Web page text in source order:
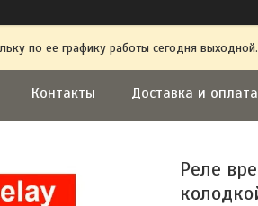
по ее графику работы сегодня
Контакты Доставка и оплата
Реле